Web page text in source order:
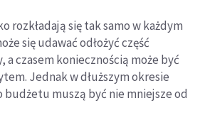
rozkładają się tak samo w każdym
się udawać odłożyć część
a czasem koniecznością może być
Jednak w dłuższym okresie
budżetu muszą być nie mniejsze od